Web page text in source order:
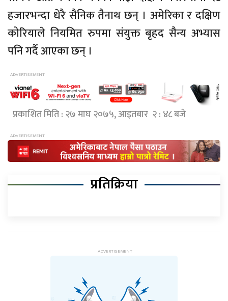
हजारभन्दा धेरै सैनिक तैनाथ छन् । अमेरिका र दक्षिण
कोरियाले नियमित रुपमा संयुक्त बृहद सैन्य अभ्यास
पनि गर्दै आएका छन् ।
प्रकाशित मिति : २७ माघ २०७५, आइतबार २ : ४८ बजे
प्रतिक्रिया